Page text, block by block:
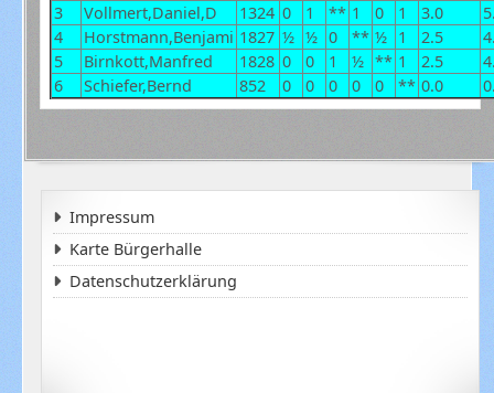
3
Vollmert,Daniel,D 1324 0 1 ** 1 0 1 3.0
4
Horstmann,Benjami 1827 ½ ½ 0 ** ½ 1 2.5
5
Birnkott,Manfred 1828 0 0 1 ½ ** 1 2.5
6
Schiefer,Bernd 852 0 0 0 0 0 ** 0.0
Impressum
Karte Bürgerhalle
Datenschutzerklärung